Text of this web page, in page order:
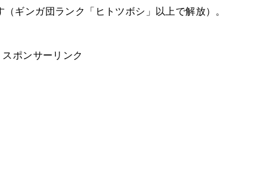
（ギンガ団ランク「ヒトツボシ」以上で解放）。
スポンサーリンク